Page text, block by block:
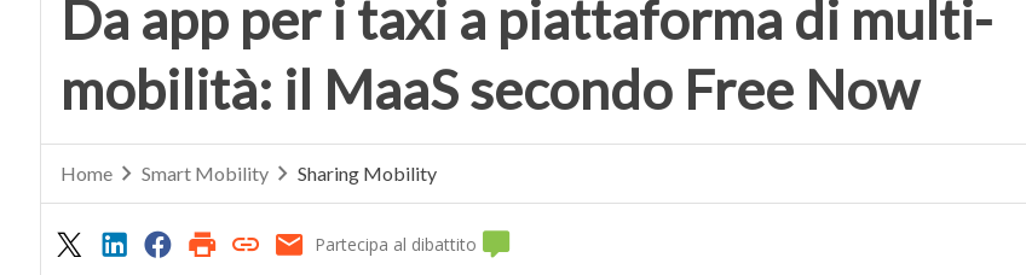
Da app per i taxi a piattaforma di multi-
mobilità: il MaaS secondo Free Now
Home Smart Mobility Sharing Mobility
Partecipa al dibattito